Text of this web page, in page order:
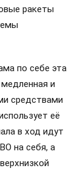
ракеты
по себе эта
и
средствами
её
в ход идут
на себя, а